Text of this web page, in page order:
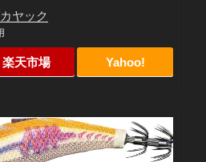
ヤック
楽天市場 Yahoo!